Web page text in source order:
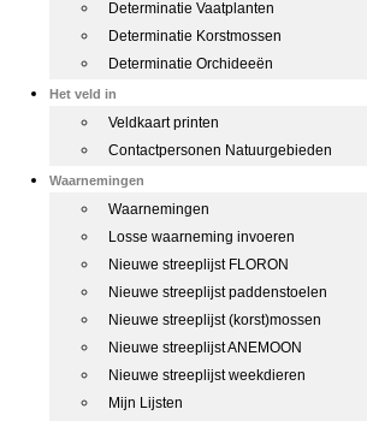
Determinatie Vaatplanten
Determinatie Korstmossen
Determinatie Orchideeën
Het veld in
Veldkaart printen
Contactpersonen Natuurgebieden
Waarnemingen
Waarnemingen
Losse waarneming invoeren
Nieuwe streeplijst FLORON
Nieuwe streeplijst paddenstoelen
Nieuwe streeplijst (korst)mossen
Nieuwe streeplijst ANEMOON
Nieuwe streeplijst weekdieren
Mijn Lijsten